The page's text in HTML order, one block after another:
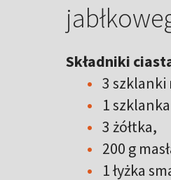
Składniki
3 szklanki
1
3 żółtka,
200 g
1 łyżka